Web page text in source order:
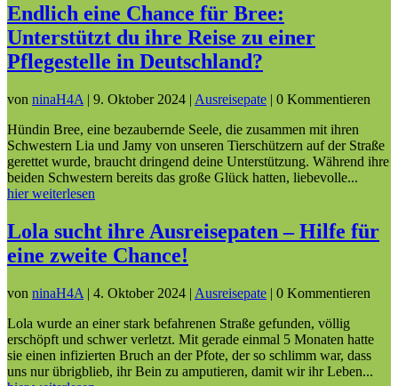
Endlich eine Chance für Bree:
Unterstützt du ihre Reise zu einer
Pflegestelle in Deutschland?
von ninaH4A | 9. Oktober 2024 | Ausreisepate | 0 Kommentieren
Hündin Bree, eine bezaubernde Seele, die zusammen mit ihren
Schwestern Lia und Jamy von unseren Tierschützern auf der Straße
gerettet wurde, braucht dringend deine Unterstützung. Während ihre
beiden Schwestern bereits das große Glück hatten, liebevolle...
hier weiterlesen
Lola sucht ihre Ausreisepaten – Hilfe für
eine zweite Chance!
von ninaH4A | 4. Oktober 2024 | Ausreisepate | 0 Kommentieren
Lola wurde an einer stark befahrenen Straße gefunden, völlig
erschöpft und schwer verletzt. Mit gerade einmal 5 Monaten hatte
sie einen infizierten Bruch an der Pfote, der so schlimm war, dass
uns nur übrigblieb, ihr Bein zu amputieren, damit wir ihr Leben...